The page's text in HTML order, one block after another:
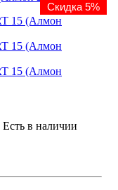
Скидка 5%
Есть в наличии